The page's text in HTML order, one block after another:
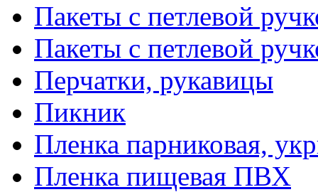
Пакеты с петлевой
Пакеты с петлевой
Перчатки, рукавицы
Пикник
Пленка парниковая,
Пленка пищевая ПВХ